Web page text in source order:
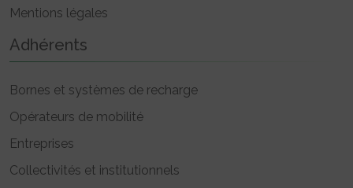
Mentions légales
Adhérents
Bornes et systèmes de recharge
Opérateurs de mobilité
Entreprises
Collectivités et institutionnels